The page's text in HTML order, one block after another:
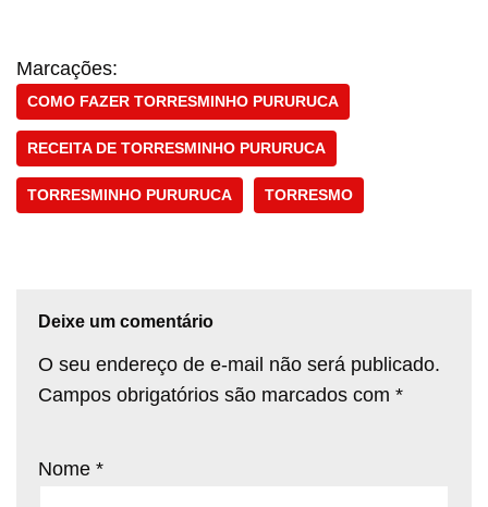
Marcações:
COMO FAZER TORRESMINHO PURURUCA
RECEITA DE TORRESMINHO PURURUCA
TORRESMINHO PURURUCA TORRESMO
Deixe um comentário
O seu endereço de e-mail não será publicado.
Campos obrigatórios são marcados com *
Nome *